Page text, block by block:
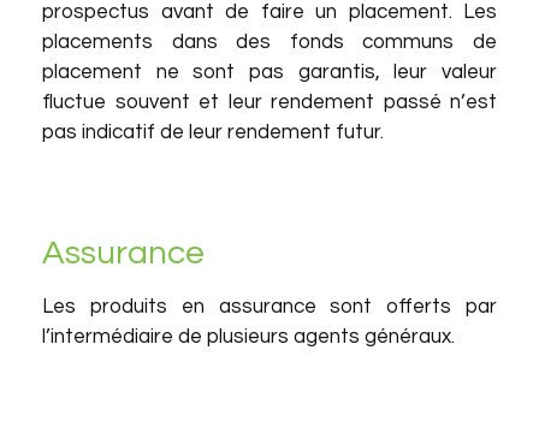
prospectus avant de faire un placement. Les
placements dans des fonds communs de
placement ne sont pas garantis, leur valeur
fluctue souvent et leur rendement passé n’est
pas indicatif de leur rendement futur.
Assurance
Les produits en assurance sont offerts par
l’intermédiaire de plusieurs agents généraux.